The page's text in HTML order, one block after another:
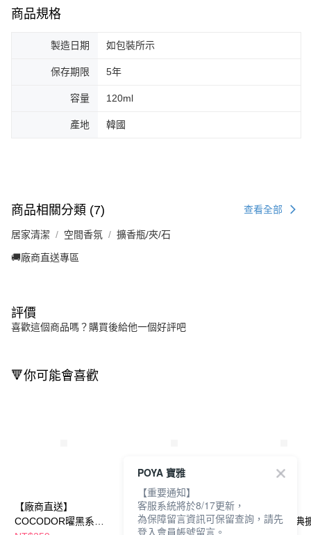
商品規格
製造日期 如包裝所示
保存期限 5年
容量 120ml
產地 韓國
商品相關分類 (7) 查看全部
居家清潔 空間香氛 擴香瓶/夾/石
🚚廠商直送專區
評價
喜歡這個商品嗎？購買後給他一個好評吧
🔻你可能會喜歡
【廠商直送】
COCODOR曜黑系列
【廠商直送】cocodor
WHITE LABEL擴香瓶
【廠商直送】
COCODOR經典
POYA 寶雅
【重要通知】
客服系統將於8/17更新，
為保障留言資訊可保留查詢，請先
登入會員帳號留言。